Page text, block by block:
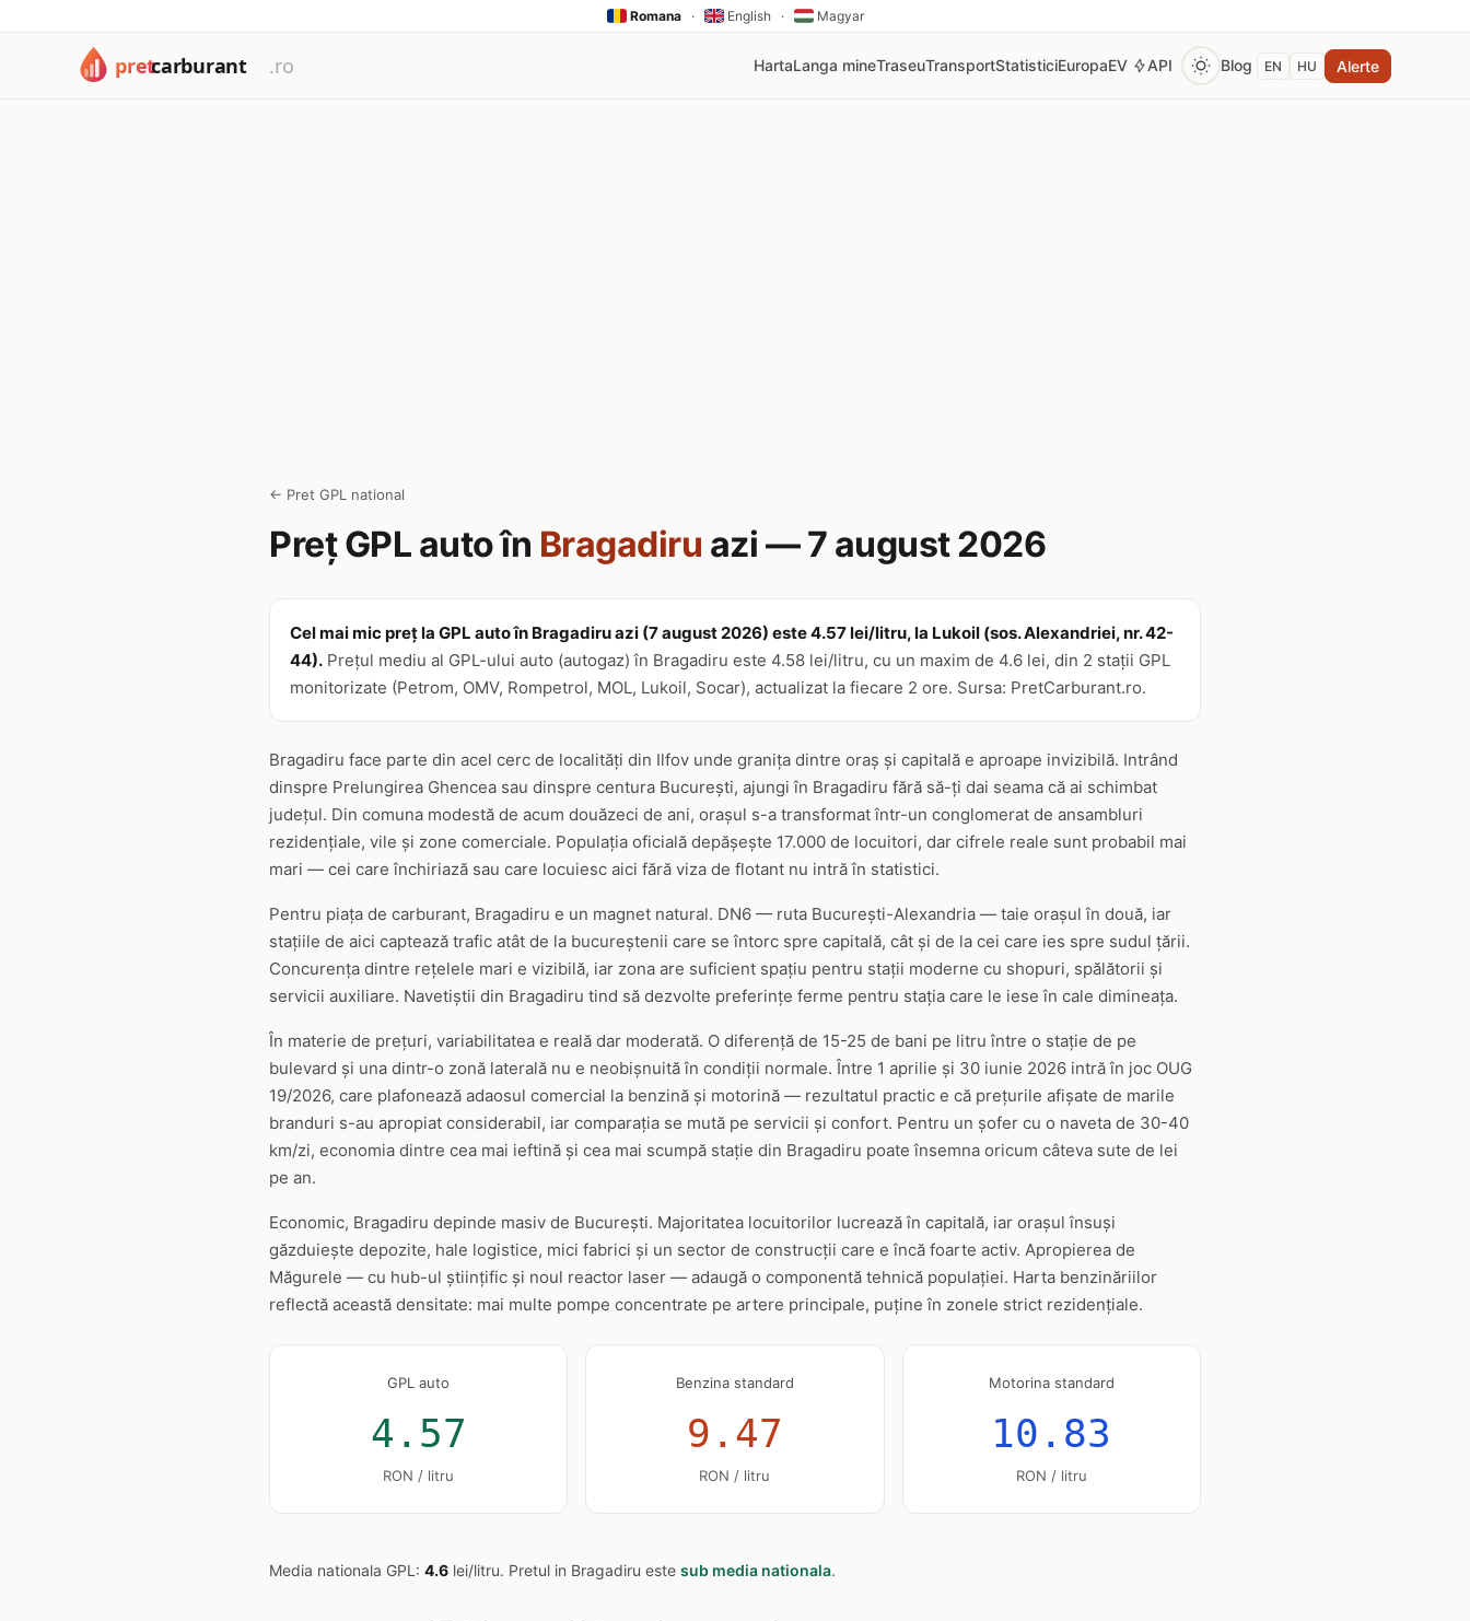
Romana · English · Magyar
HartaLanga mineTraseuTransportStatisticiEuropaEV API Blog EN HU Alerte
← Pret GPL national
Preț GPL auto în Bragadiru azi — 7 august 2026
Cel mai mic preț la GPL auto în Bragadiru azi (7 august 2026) este 4.57 lei/litru, la Lukoil (sos. Alexandriei, nr. 42-
44). Prețul mediu al GPL-ului auto (autogaz) în Bragadiru este 4.58 lei/litru, cu un maxim de 4.6 lei, din 2 stații GPL
monitorizate (Petrom, OMV, Rompetrol, MOL, Lukoil, Socar), actualizat la fiecare 2 ore. Sursa: PretCarburant.ro.
Bragadiru face parte din acel cerc de localități din Ilfov unde granița dintre oraș și capitală e aproape invizibilă. Intrând
dinspre Prelungirea Ghencea sau dinspre centura București, ajungi în Bragadiru fără să-ți dai seama că ai schimbat
județul. Din comuna modestă de acum douăzeci de ani, orașul s-a transformat într-un conglomerat de ansambluri
rezidențiale, vile și zone comerciale. Populația oficială depășește 17.000 de locuitori, dar cifrele reale sunt probabil mai
mari — cei care închiriază sau care locuiesc aici fără viza de flotant nu intră în statistici.
Pentru piața de carburant, Bragadiru e un magnet natural. DN6 — ruta București-Alexandria — taie orașul în două, iar
stațiile de aici captează trafic atât de la bucureștenii care se întorc spre capitală, cât și de la cei care ies spre sudul țării.
Concurența dintre rețelele mari e vizibilă, iar zona are suficient spațiu pentru stații moderne cu shopuri, spălătorii și
servicii auxiliare. Navetiștii din Bragadiru tind să dezvolte preferințe ferme pentru stația care le iese în cale dimineața.
În materie de prețuri, variabilitatea e reală dar moderată. O diferență de 15-25 de bani pe litru între o stație de pe
bulevard și una dintr-o zonă laterală nu e neobișnuită în condiții normale. Între 1 aprilie și 30 iunie 2026 intră în joc OUG
19/2026, care plafonează adaosul comercial la benzină și motorină — rezultatul practic e că prețurile afișate de marile
branduri s-au apropiat considerabil, iar comparația se mută pe servicii și confort. Pentru un șofer cu o naveta de 30-40
km/zi, economia dintre cea mai ieftină și cea mai scumpă stație din Bragadiru poate însemna oricum câteva sute de lei
pe an.
Economic, Bragadiru depinde masiv de București. Majoritatea locuitorilor lucrează în capitală, iar orașul însuși
găzduiește depozite, hale logistice, mici fabrici și un sector de construcții care e încă foarte activ. Apropierea de
Măgurele — cu hub-ul științific și noul reactor laser — adaugă o componentă tehnică populației. Harta benzinăriilor
reflectă această densitate: mai multe pompe concentrate pe artere principale, puține în zonele strict rezidențiale.
GPL auto
4.57
RON / litru
Benzina standard
9.47
RON / litru
Motorina standard
10.83
RON / litru
Media nationala GPL: 4.6 lei/litru. Pretul in Bragadiru este sub media nationala.